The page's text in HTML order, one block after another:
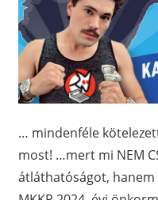
… mindenféle
most! …mert mi NEM
átláthatóságot, hanem